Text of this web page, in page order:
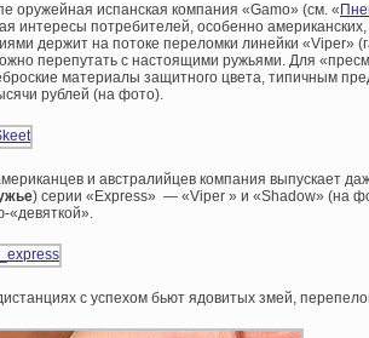
оружейная испанская компания «Gamo» (см. «
интересы потребителей, особенно
держит на потоке переломки линейки «Viper»
перепутать с настоящими ружьями. Для
материалы защитного цвета, типичным
рублей (на фото).
и австралийцев компания выпускает
) серии «Express» — «Viper » и «Shadow» (на
«девяткой».
с успехом бьют ядовитых змей,